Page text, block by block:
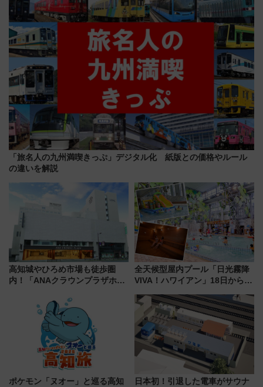
募は7/12まで！）
「旅名人の九州満喫きっぷ」デジタル化 紙版との価格やルール
の違いを解説
高知城やひろめ市場も徒歩圏
内！「ANAクラウンプラザホテ
全天候型屋内プール「日光霧降
VIVA！ハワイアン」18日から営
ァミリーから大人まで幅広い世
代が一日中楽しる夏のリゾート
を楽しんで
ポケモン「ヌオー」と巡る高知
日本初！引退した電車がサウナ